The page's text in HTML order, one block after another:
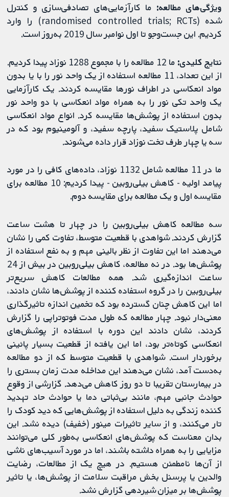
ویژگی‌های مطالعه: ما کارآزمایی‌های تصادفی‌سازی و کنترل
شده (randomised controlled trials; RCTs) را وارد
کردیم. این جست‌وجو تا اول نوامبر سال 2019 به‌روز است.
نتایج کلیدی:
ما 12 مطالعه را با مجموع 1288 نوزاد پیدا کردیم.
از این تعداد، 11 مطالعه استفاده از یک واحد نور را با یا بدون
مواد انعکاسی در اطراف نورها مقایسه كردند. یک کارآزمایی
یک واحد تکی نور را به همراه مواد انعکاسی با دو واحد نور
بدون استفاده از پوشش‌ها مقایسه کرد. انواع مواد انعکاسی
شامل پلاستیک سفید، پارچه سفید، و آلومینیوم بود که در
سه یا چهار طرف تخت نوزاد قرار داده می‌شوند.
ما در 11 مطالعه شامل 1132 نوزاد، داده‌های کافی را در مورد
پیامد اولیه - کاهش بیلی‌روبین - پیدا کردیم: 10 مطالعه برای
مقایسه اول و یک مطالعه برای مقایسه دوم.
سه مطالعه کاهش بیلی‌روبین را در چهار تا هشت ساعت
گزارش کردند. شواهدی با قطعیت متوسط، تفاوت کمی را نشان
می‌دهند اما این تفاوت از نظر بالینی مهم و به نفع استفاده از
پوشش‌ها بود. در نه مطالعه، کاهش بیلی‌روبین در بیش از 24
ساعت اندازه‌گیری شد. همه مطالعات کاهش سریع‌تر
بیلی‌روبین را در گروه استفاده کننده از پوشش‌ها نشان دادند،
اما این کاهش چنان گسترده بود که تخمین اندازه تاثیرگذاری
معنی‌دار نبود. چهار مطالعه که طول مدت فوتوتراپی را گزارش
کردند، نشان دادند این دوره با استفاده از پوشش‌های
انعکاسی کوتاه‌تر بود، اما این یافته از قطعیت بسیار پائینی
برخوردار است. شواهدی با قطعیت متوسط که از دو مطالعه
به‌دست آمد، نشان می‌دهند این مداخله مدت زمان بستری را
در بیمارستان تقریبا تا دو روز کاهش می‌دهد. گزارشی از وقوع
حوادث جانبی مهم، مانند بی‌ثباتی دما یا حوادث حاد تهدید
کننده زندگی به دلیل استفاده از پوشش‌هایی که دید کودک را
تار می‌کنند، و از سایر تاثیرات مینور (خفیف) دیده نشد. این
بدان معناست که پوشش‌های انعکاسی به‌طور کلی می‌توانند
مزایایی را به همراه داشته باشند، اما در مورد آسیب‌های ناشی
از آن‌ها نامطمئن هستیم. در هیچ یک از مطالعات، رضایت
والدین یا پرسنل بخش مراقبت سلامت از پوشش‌ها، یا تاثیر
پوشش‌ها بر میزان شیردهی گزارش نشد.